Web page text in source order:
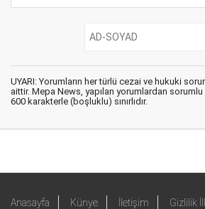
UYARI: Yorumların her türlü cezai ve hukuki
aittir. Mepa News, yapılan yorumlardan
600 karakterle (boşluklu) sınırlıdır.
Anasayfa Künye İletişim Gizlilik